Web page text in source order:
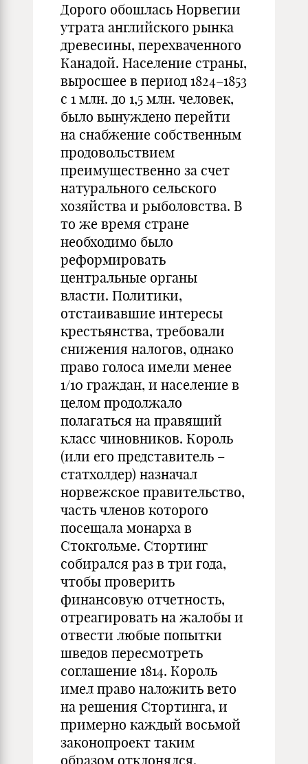
Дорого обошлась Норвегии
утрата английского рынка
древесины, перехваченного
Канадой. Население страны,
выросшее в период 1824–1853
с 1 млн. до 1,5 млн. человек,
было вынуждено перейти
на снабжение собственным
продовольствием
преимущественно за счет
натурального сельского
хозяйства и рыболовства. В
то же время стране
необходимо было
реформировать
центральные органы
власти. Политики,
отстаивавшие интересы
крестьянства, требовали
снижения налогов, однако
право голоса имели менее
1/10 граждан, и население в
целом продолжало
полагаться на правящий
класс чиновников. Король
(или его представитель –
статхолдер) назначал
норвежское правительство,
часть членов которого
посещала монарха в
Стокгольме. Стортинг
собирался раз в три года,
чтобы проверить
финансовую отчетность,
отреагировать на жалобы и
отвести любые попытки
шведов пересмотреть
соглашение 1814. Король
имел право наложить вето
на решения Стортинга, и
примерно каждый восьмой
законопроект таким
образом отклонялся.